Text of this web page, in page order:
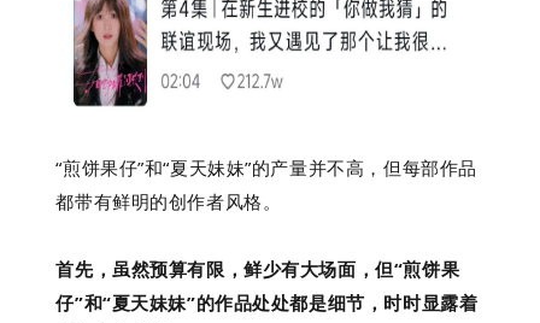
“煎饼果仔”和“夏天妹妹”的产量并不高，但每部作品
都带有鲜明的创作者风格。
首先，虽然预算有限，鲜少有大场面，但“煎饼果
仔”和“夏天妹妹”的作品处处都是细节，时时显露着